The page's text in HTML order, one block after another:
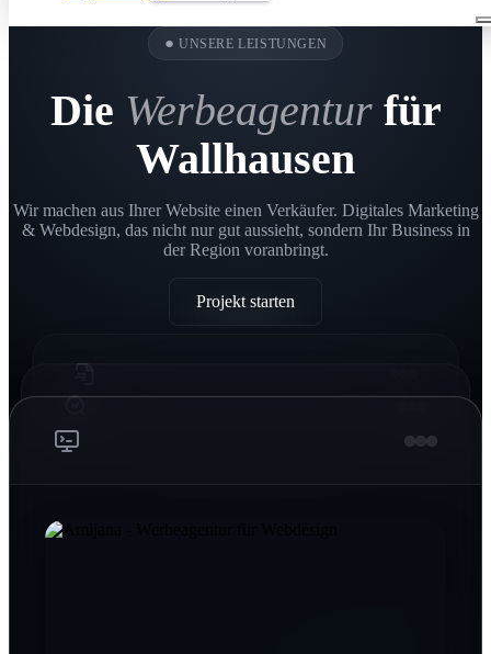
● UNSERE LEISTUNGEN
Die Werbeagenturfür
Wallhausen
Wir machen aus Ihrer Website einen Verkäufer. Digitales Marketing
& Webdesign, das nicht nur gut aussieht, sondern Ihr Business in
der Region voranbringt.
Projekt starten